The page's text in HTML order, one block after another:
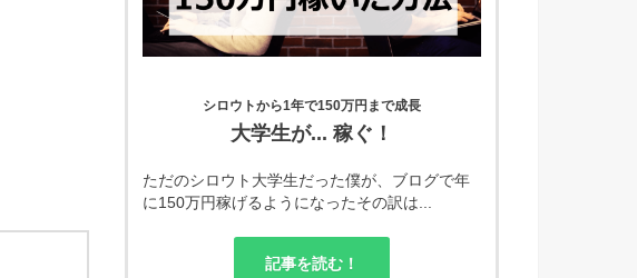
シロウトから1年で150万円まで成長
大学生が... 稼ぐ！
ただのシロウト大学生だった僕が、ブログで年
に150万円稼げるようになったその訳は...
記事を読む！